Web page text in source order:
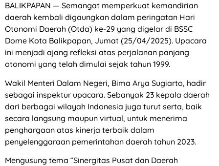
BALIKPAPAN — Semangat memperkuat kemandirian
daerah kembali digaungkan dalam peringatan Hari
Otonomi Daerah (Otda) ke-29 yang digelar di BSSC
Dome Kota Balikpapan, Jumat (25/04/2025). Upacara
ini menjadi ajang refleksi atas perjalanan panjang
otonomi yang telah dimulai sejak tahun 1999.
Wakil Menteri Dalam Negeri, Bima Arya Sugiarto, hadir
sebagai inspektur upacara. Sebanyak 23 kepala daerah
dari berbagai wilayah Indonesia juga turut serta, baik
secara langsung maupun virtual, untuk menerima
penghargaan atas kinerja terbaik dalam
penyelenggaraan pemerintahan daerah tahun 2023.
Mengusung tema “Sinergitas Pusat dan Daerah